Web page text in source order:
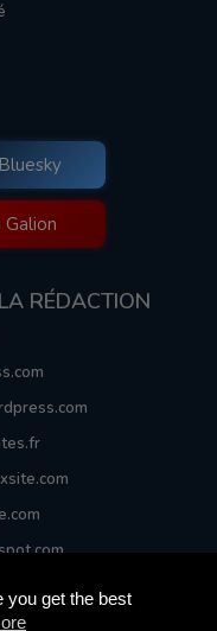
you get the best
Galion
RÉDACTION